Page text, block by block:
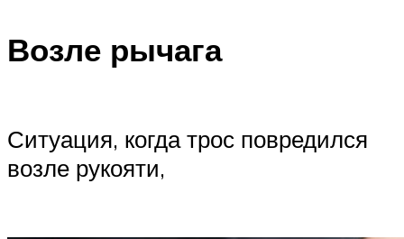
Возле рычага
Ситуация, когда трос повредился
возле рукояти,